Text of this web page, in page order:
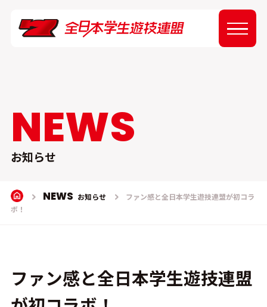
ABOUT
EVENT
REPORT
NEWS
お知らせ
NEWS お知らせ
ファン感と全日本学生遊技連盟が初コラ
ボ！
ファン感と全日本学生遊技連盟